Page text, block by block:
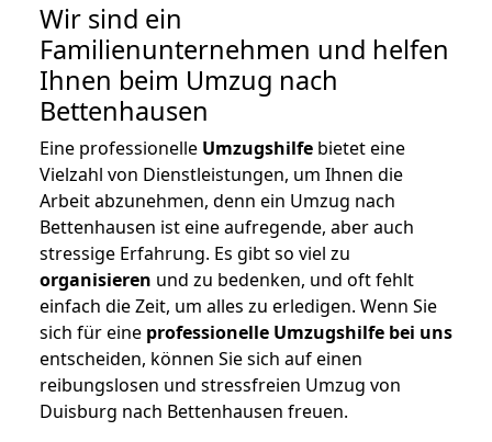
Wir sind ein
Familienunternehmen und helfen
Ihnen beim Umzug nach
Bettenhausen
Eine professionelle Umzugshilfe bietet eine
Vielzahl von Dienstleistungen, um Ihnen die
Arbeit abzunehmen, denn ein Umzug nach
Bettenhausen ist eine aufregende, aber auch
stressige Erfahrung. Es gibt so viel zu
organisieren und zu bedenken, und oft fehlt
einfach die Zeit, um alles zu erledigen. Wenn Sie
sich für eine professionelle Umzugshilfe bei uns
entscheiden, können Sie sich auf einen
reibungslosen und stressfreien Umzug von
Duisburg nach Bettenhausen freuen.